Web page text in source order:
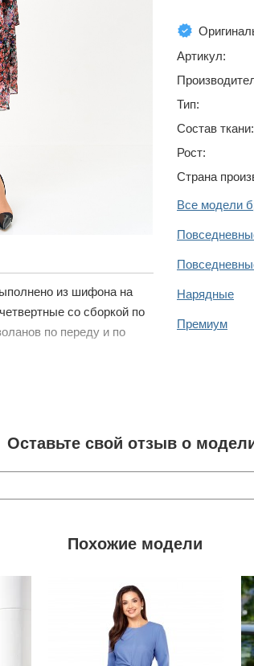
из шифона на
со сборкой по
по переду и по
Артикул:
Тип:
Состав ткани:
Рост:
Страна
Все модели
Нарядные
Премиум
Оставьте свой отзыв о
Похожие модели